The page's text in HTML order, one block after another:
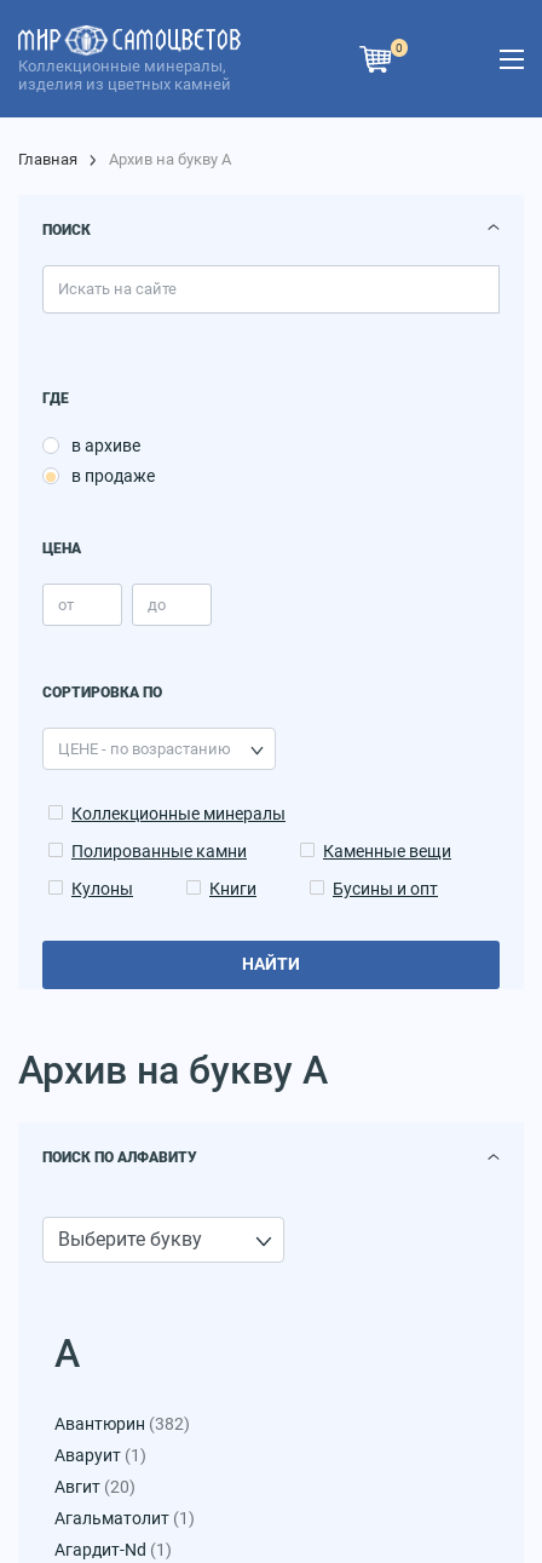
Коллекционные минералы,
изделия из цветных камней
0
Главная Архив на букву А
ПОИСК
ГДЕ
в архиве
в продаже
ЦЕНА
СОРТИРОВКА ПО
Коллекционные минералы
Полированные камни
Каменные вещи
Кулоны
Книги Бусины и опт
НАЙТИ
Архив на букву А
ПОИСК ПО АЛФАВИТУ
А
Авантюрин (382)
Аваруит (1)
Авгит (20)
Агальматолит (1)
Агардит-Nd (1)